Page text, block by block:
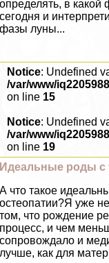
определять, в какой
сегодня и
фазы луны...
Notice: Undefined
/var/www/
on line 15
Notice: Undefined
/var/www/
on line 19
Идеальные роды с
А что такое
остеопатии?Я уже
том, что рождение
процесс, и чем
сопровождало и
лучше, как для